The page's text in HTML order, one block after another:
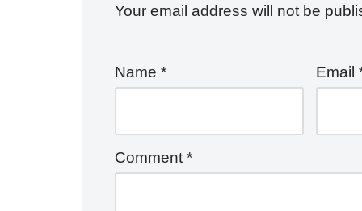
p
o
Your email address will not be
Name * Email
Comment*